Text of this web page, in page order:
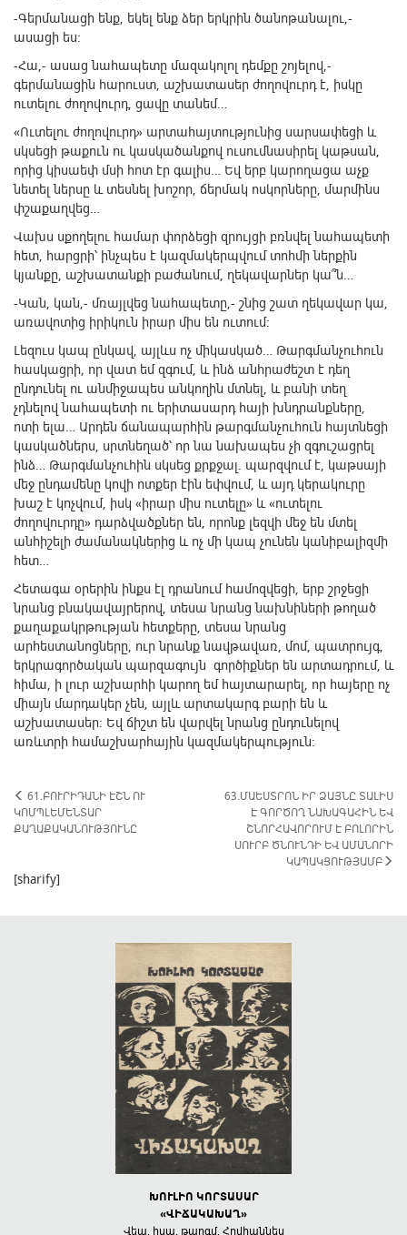
-Գերմանացի ենք, եկել ենք ձեր երկրին ծանոթանալու,-
ասացի ես:
-Հա,- ասաց նահապետը մազակոլոլ դեմքը շոյելով,-
գերմանացին հարուստ, աշխատասեր ժողովուրդ է, իսկը
ուտելու ժողովուրդ, ցավը տանեմ…
«Ուտելու ժողովուրդ» արտահայտությունից սարսափեցի և
սկսեցի թաքուն ու կասկածանքով ուսումնասիրել կաթսան,
որից կիսաեփ մսի հոտ էր գալիս… Եվ երբ կարողացա աչք
նետել ներսը և տեսնել խոշոր, ճերմակ ոսկորները, մարմինս
փշաքաղվեց…
Վախս սքողելու համար փորձեցի զրույցի բռնվել նահապետի
հետ, հարցրի՝ ինչպես է կազմակերպվում տոհմի ներքին
կյանքը, աշխատանքի բաժանում, ղեկավարներ կա՞ն…
-Կան, կան,- մռայլվեց նահապետը,- շնից շատ ղեկավար կա,
առավոտից իրիկուն իրար միս են ուտում:
Լեզուս կապ ընկավ, այլևս ոչ միկասկած… Թարգմանչուհուն
հասկացրի, որ վատ եմ զգում, և ինձ անհրաժեշտ է դեղ
ընդունել ու անմիջապես անկողին մտնել, և բանի տեղ
չդնելով նահապետի ու երիտասարդ հայի խնդրանքները,
ոտի ելա… Արդեն ճանապարհին թարգմանչուհուն հայտնեցի
կասկածներս, սրտնեղած՝ որ նա նախապես չի զգուշացրել
ինձ… Թարգմանչուհին սկսեց քրքջալ. պարզվում է, կաթսայի
մեջ ընդամենը կովի ոտքեր էին եփվում, և այդ կերակուրը
խաշ է կոչվում, իսկ «իրար միս ուտելը» և «ուտելու
ժողովուրդը» դարձվածքներ են, որոնք լեզվի մեջ են մտել
անհիշելի ժամանակներից և ոչ մի կապ չունեն կանիբալիզմի
հետ…
Հետագա օրերին ինքս էլ դրանում համոզվեցի, երբ շրջեցի
նրանց բնակավայրերով, տեսա նրանց նախնիների թողած
քաղաքակրթության հետքերը, տեսա նրանց
արհեստանոցները, ուր նրանք նավթավառ, մոմ, պատրույգ,
երկրագործական պարզագույն գործիքներ են արտադրում, և
հիմա, ի լուր աշխարհի կարող եմ հայտարարել, որ հայերը ոչ
միայն մարդակեր չեն, այլև արտակարգ բարի են և
աշխատասեր: Եվ ճիշտ են վարվել նրանց ընդունելով
առևտրի համաշխարհային կազմակերպություն:
61.ԲՈՒՐԻԴԱՆԻ ԷՇՆ ՈՒ
ԿՈՄՊԼԵՄԵՆՏԱՐ
ՔԱՂԱՔԱԿԱՆՈՒԹՅՈՒՆԸ
63.ՄԱԵՍՏՐՈՆ ԻՐ ՁԱՅՆԸ ՏԱԼԻՍ
Է ԳՈՐԾՈՂ ՆԱԽԱԳԱՀԻՆ ԵՎ
ՇՆՈՐՀԱՎՈՐՈՒՄ Է ԲՈԼՈՐԻՆ
ՍՈՒՐԲ ԾՆՈՒՆԴԻ ԵՎ ԱՄԱՆՈՐԻ
ԿԱՊԱԿՑՈՒԹՅԱՄԲ
[sharify]
ԽՈՒԼԻՈ ԿՈՐՏԱՍԱՐ
«ՎԻՃԱԿԱԽԱՂ»
Վեպ, իսպ. թարգմ. Հովհաննես